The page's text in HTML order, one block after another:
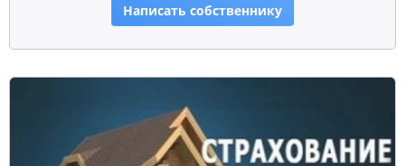
Написать собственнику